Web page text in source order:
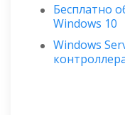
Бесплатно
Windows 10
Windows